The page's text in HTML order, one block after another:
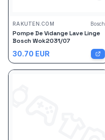
RAKUTEN.COM Bosch
Pompe De Vidange Lave Linge
Bosch Wok2031/07
30.70 EUR